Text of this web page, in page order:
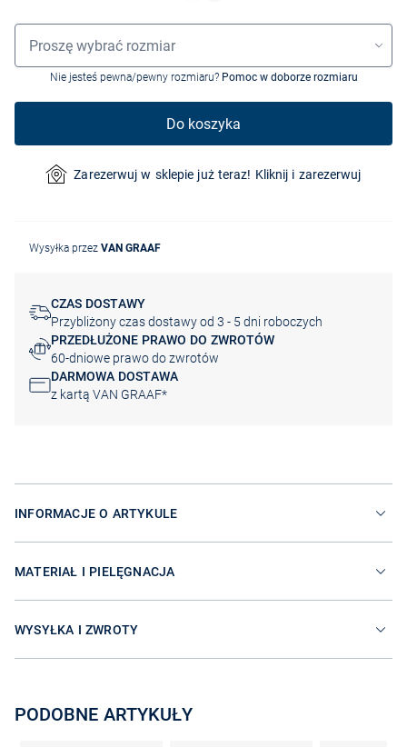
Wybór rozmiaru
Proszę wybrać rozmiar
Nie jesteś pewna/pewny rozmiaru? Pomoc w doborze rozmiaru
Do koszyka
Zarezerwuj w sklepie już teraz! Kliknij i zarezerwuj
Wysyłka przez VAN GRAAF
CZAS DOSTAWY
Przybliżony czas dostawy od 3 - 5 dni roboczych
PRZEDŁUŻONE PRAWO DO ZWROTÓW
60-dniowe prawo do zwrotów
DARMOWA DOSTAWA
z kartą VAN GRAAF*
INFORMACJE O ARTYKULE
MATERIAŁ I PIELĘGNACJA
WYSYŁKA I ZWROTY
PODOBNE ARTYKUŁY